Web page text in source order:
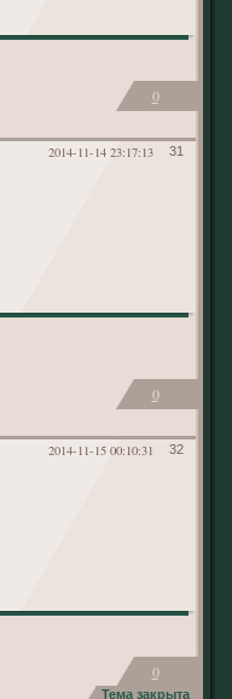
0
31
2014-11-14 23:17:13
0
32
2014-11-15 00:10:31
0
Тема закрыта